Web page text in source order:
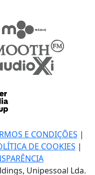
E CONDIÇÕES |
DE COOKIES |
Unipessoal Lda.